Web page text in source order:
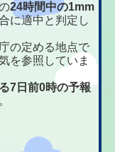
24時間中の1mm
に適中と判定し
の定める地点で
を参照していま
7日前0時の予報